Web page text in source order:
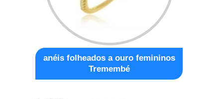
anéis folheados a ouro femininos
Tremembé